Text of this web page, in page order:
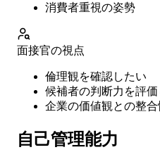
消費者重視の姿勢
面接官の視点
倫理観を確認したい
候補者の判断力を評価
企業の価値観との整
自己管理能力